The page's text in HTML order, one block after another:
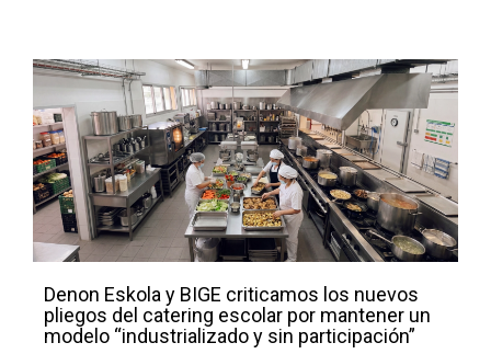
Denon Eskola y BIGE criticamos los nuevos
pliegos del catering escolar por mantener un
modelo “industrializado y sin participación”